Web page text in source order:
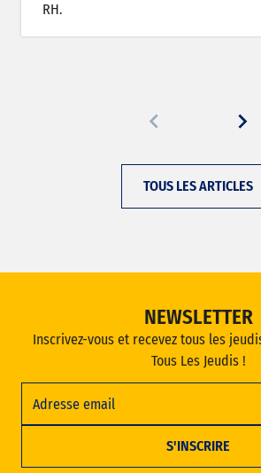
RH.
TOUS LES ARTICLES
NEWSLETTER
Inscrivez-vous et recevez tous les
Tous Les Jeudis !